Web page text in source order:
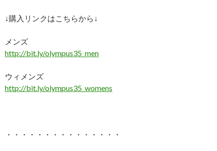
↓購入リンクはこちらから↓
メンズ
http://bit.ly/olympus35_men
ウィメンズ
http://bit.ly/olympus35_womens
・・・・・・・・・・・・・・・